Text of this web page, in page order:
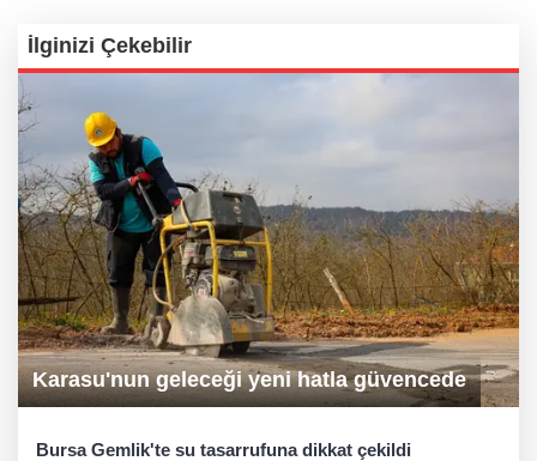
İlginizi Çekebilir
Karasu'nun geleceği yeni hatla güvencede
Bursa Gemlik'te su tasarrufuna dikkat çekildi